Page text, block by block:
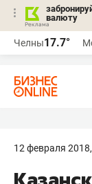
валюту
Челны17.7°
12 февраля